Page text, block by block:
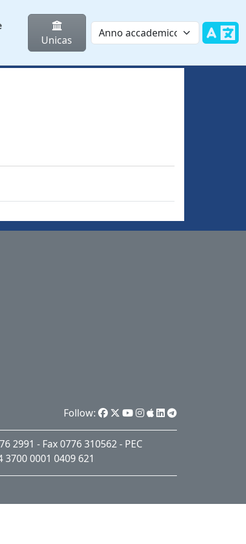
Unicas
Follow:
2991 - Fax 0776 310562 - PEC
3700 0001 0409 621